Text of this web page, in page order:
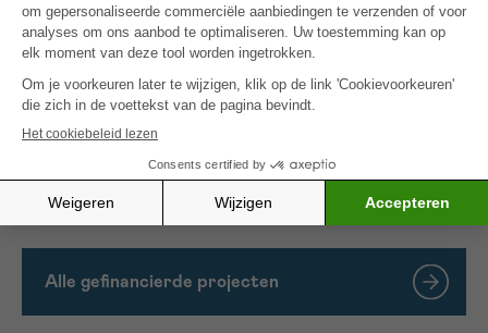
vergelijken. Ten slotte zal de rol van neutrofielen
worden geëvalueerd, zodat kan worden bepaald of
deze cellen van het aangeboren immuunsysteem de
progressie van de tumor helpen of juist
voorkomen. Deze bevindingen kunnen samen leiden
tot een beter begrip en, hopelijk in de toekomst,
een betere behandeling van deze verwoestende
Alle gefinancierde projecten